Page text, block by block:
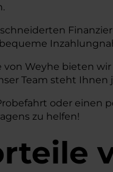
Weyhe bieten
Team steht
oder einen
zu helfen!